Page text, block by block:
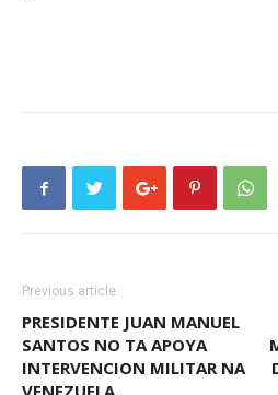
Previous article
PRESIDENTE JUAN MANUEL
SANTOS NO TA APOYA
INTERVENCION MILITAR NA
VENEZUELA